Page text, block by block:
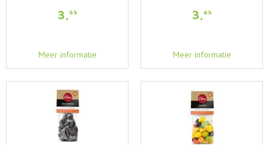
3,55
Meer informatie
3,65
Meer informatie